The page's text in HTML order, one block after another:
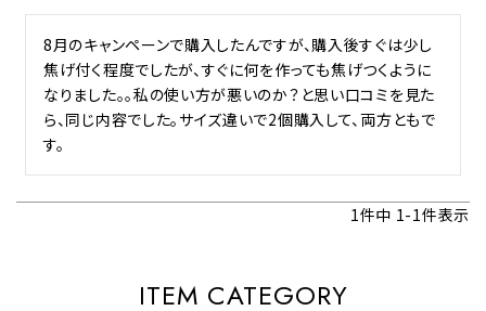
8月のキャンペーンで購入したんですが、購入後すぐは少し
焦げ付く程度でしたが、すぐに何を作っても焦げつくように
なりました。。私の使い方が悪いのか？と思い口コミを見た
ら、同じ内容でした。サイズ違いで2個購入して、両方ともで
す。
1件中 1-1件表示
ITEM CATEGORY